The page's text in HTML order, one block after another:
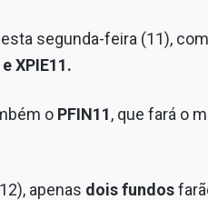
segunda-feira (11),
XPIE11.
o PFIN11, que fará o
apenas dois fundos